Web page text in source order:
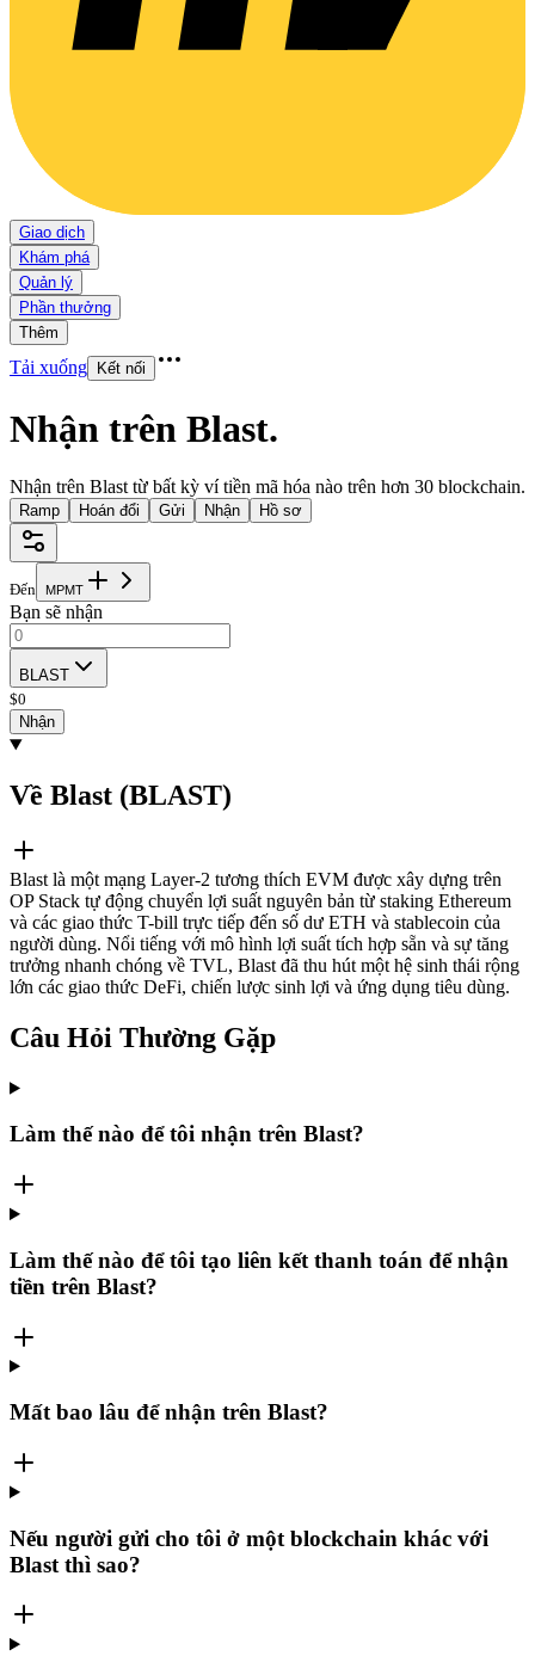
Giao dịch
Khám phá
Quản lý
Phần thưởng
Thêm
Tải xuống Kết nối
Nhận trên Blast.
Nhận trên Blast từ bất kỳ ví tiền mã hóa nào trên hơn 30 blockchain.
Ramp Hoán đổi Gửi Nhận Hồ sơ
Đến MPMT
Bạn sẽ nhận
BLAST
$0
Nhận
Về Blast (BLAST)
Blast là một mạng Layer-2 tương thích EVM được xây dựng trên
OP Stack tự động chuyển lợi suất nguyên bản từ staking Ethereum
và các giao thức T-bill trực tiếp đến số dư ETH và stablecoin của
người dùng. Nổi tiếng với mô hình lợi suất tích hợp sẵn và sự tăng
trưởng nhanh chóng về TVL, Blast đã thu hút một hệ sinh thái rộng
lớn các giao thức DeFi, chiến lược sinh lợi và ứng dụng tiêu dùng.
Câu Hỏi Thường Gặp
Làm thế nào để tôi nhận trên Blast?
Làm thế nào để tôi tạo liên kết thanh toán để nhận
tiền trên Blast?
Mất bao lâu để nhận trên Blast?
Nếu người gửi cho tôi ở một blockchain khác với
Blast thì sao?